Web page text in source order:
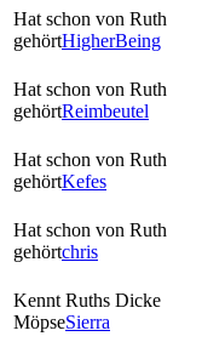
Hat schon von Ruth
gehörtHigherBeing
Hat schon von Ruth
gehörtReimbeutel
Hat schon von Ruth
gehörtKefes
Hat schon von Ruth
gehörtchris
Kennt Ruths Dicke
MöpseSierra